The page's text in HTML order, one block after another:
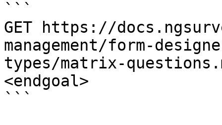
```
GET https://
management/form-
types/matrix-
<endgoal>
```